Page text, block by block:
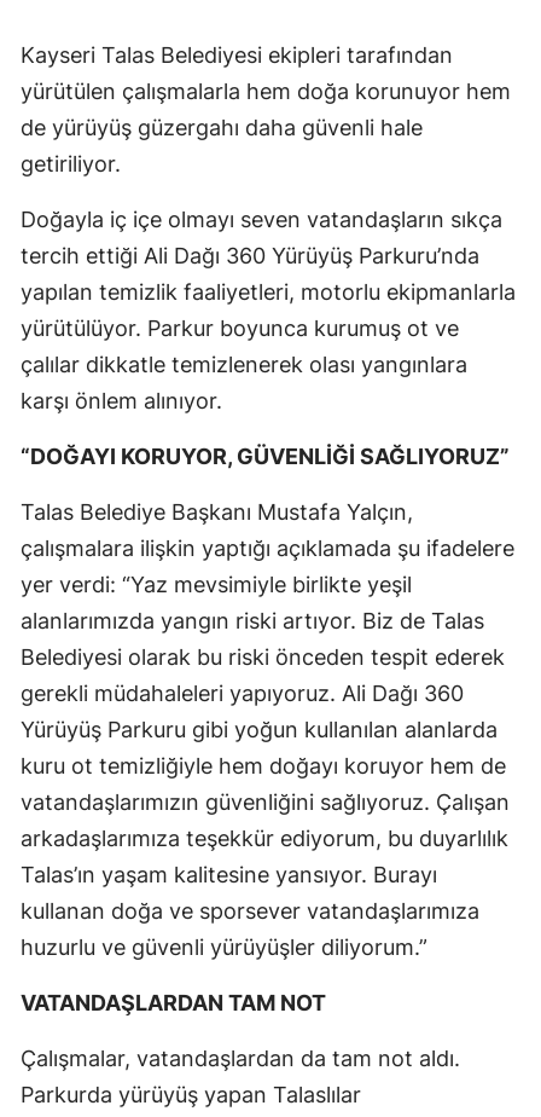
Kayseri Talas Belediyesi ekipleri tarafından
yürütülen çalışmalarla hem doğa korunuyor hem
de yürüyüş güzergahı daha güvenli hale
getiriliyor.
Doğayla iç içe olmayı seven vatandaşların sıkça
tercih ettiği Ali Dağı 360 Yürüyüş Parkuru’nda
yapılan temizlik faaliyetleri, motorlu ekipmanlarla
yürütülüyor. Parkur boyunca kurumuş ot ve
çalılar dikkatle temizlenerek olası yangınlara
karşı önlem alınıyor.
“DOĞAYI KORUYOR, GÜVENLİĞİ SAĞLIYORUZ”
Talas Belediye Başkanı Mustafa Yalçın,
çalışmalara ilişkin yaptığı açıklamada şu ifadelere
yer verdi: “Yaz mevsimiyle birlikte yeşil
alanlarımızda yangın riski artıyor. Biz de Talas
Belediyesi olarak bu riski önceden tespit ederek
gerekli müdahaleleri yapıyoruz. Ali Dağı 360
Yürüyüş Parkuru gibi yoğun kullanılan alanlarda
kuru ot temizliğiyle hem doğayı koruyor hem de
vatandaşlarımızın güvenliğini sağlıyoruz. Çalışan
arkadaşlarımıza teşekkür ediyorum, bu duyarlılık
Talas’ın yaşam kalitesine yansıyor. Burayı
kullanan doğa ve sporsever vatandaşlarımıza
huzurlu ve güvenli yürüyüşler diliyorum.”
VATANDAŞLARDAN TAM NOT
Çalışmalar, vatandaşlardan da tam not aldı.
Parkurda yürüyüş yapan Talaslılar